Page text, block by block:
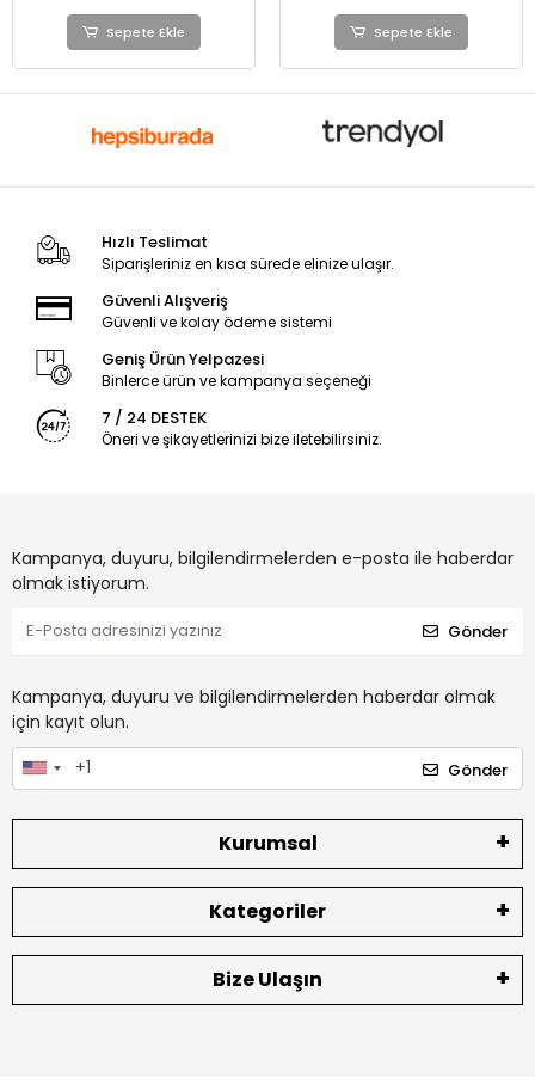
Sepete Ekle Sepete Ekle
Hızlı Teslimat
Siparişleriniz en kısa sürede elinize ulaşır.
Güvenli Alışveriş
Güvenli ve kolay ödeme sistemi
Geniş Ürün Yelpazesi
Binlerce ürün ve kampanya seçeneği
7 / 24 DESTEK
Öneri ve şikayetlerinizi bize iletebilirsiniz.
Kampanya, duyuru, bilgilendirmelerden e-posta ile haberdar
olmak istiyorum.
Gönder
Kampanya, duyuru ve bilgilendirmelerden haberdar olmak
için kayıt olun.
Gönder
Kurumsal
Kategoriler
Bize Ulaşın